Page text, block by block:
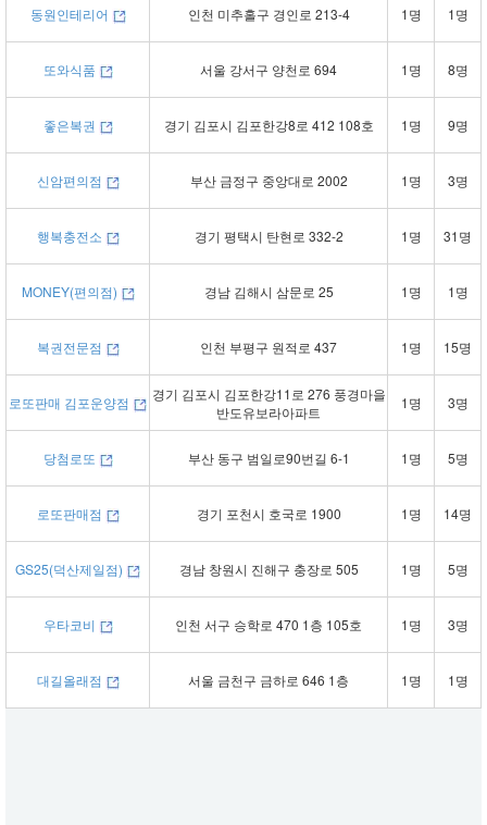
동원인테리어 인천 미추홀구 경인로 213-4 1명 1명
또와식품 서울 강서구 양천로 694 1명 8명
좋은복권 경기 김포시 김포한강8로 412 108호 1명 9명
신암편의점 부산 금정구 중앙대로 2002 1명 3명
행복충전소 경기 평택시 탄현로 332-2 1명 31명
MONEY(편의점) 경남 김해시 삼문로 25 1명 1명
복권전문점 인천 부평구 원적로 437 1명 15명
로또판매 김포운양점
경기 김포시 김포한강11로 276 풍경마을
반도유보라아파트
1명 3명
당첨로또 부산 동구 범일로90번길 6-1 1명 5명
로또판매점 경기 포천시 호국로 1900 1명 14명
GS25(덕산제일점) 경남 창원시 진해구 충장로 505 1명 5명
우타코비 인천 서구 승학로 470 1층 105호 1명 3명
대길올래점 서울 금천구 금하로 646 1층 1명 1명